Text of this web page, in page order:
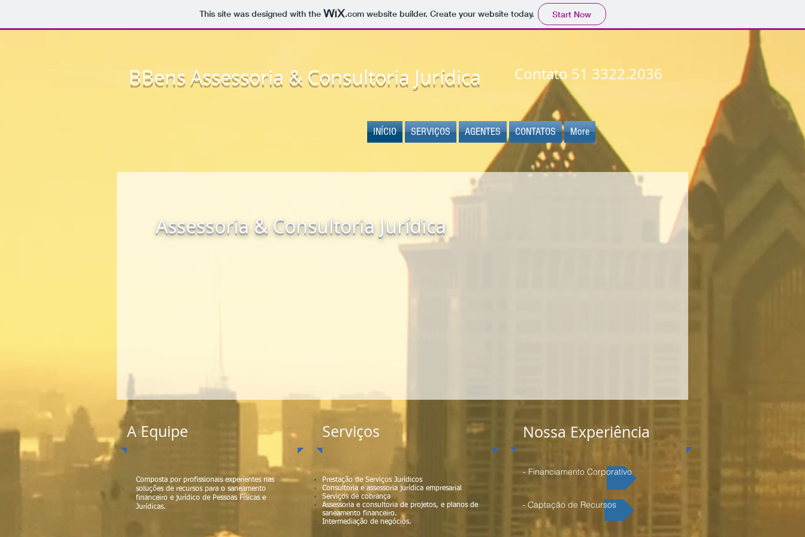
This site was designed with the .comwebsite builder. Create your website today. Start Now
BBens Assessoria & Consultoria Jurídica Contato 51 3322.2036
INÍCIO SERVIÇOS AGENTES CONTATOS More
Assessoria & Consultoria Jurídica
A Equipe Serviços Nossa Experiência
Composta por profissionais experientes nas
soluções de recursos para o saneamento
financeiro e jurídico de Pessoas Físicas e
Jurídicas.
Prestação de Serviços Jurídicos
Consultoria e assessoria jurídica empresarial
Serviços de cobrança
Assessoria e consultoria de projetos, e planos de
saneamento financeiro.
Intermediação de negócios.
- Financiamento Corporativo
- Captação de Recursos